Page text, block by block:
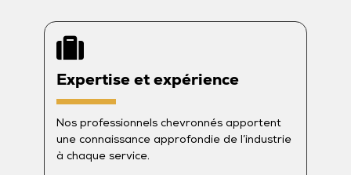
Expertise et expérience
Nos professionnels chevronnés apportent
une connaissance approfondie de l’industrie
à chaque service.